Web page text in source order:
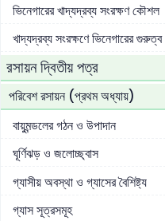
ভিনেগারের খাদ্যদ্রব্য সংরক্ষণ কৌশল
খাদ্যদ্রব্য সংরক্ষণে ভিনেগারের গুরুত্ব
রসায়ন দ্বিতীয় পত্র
পরিবেশ রসায়ন (প্রথম অধ্যায়)
বায়ুমন্ডলের গঠন ও উপাদান
ঘূর্ণিঝড় ও জলোচ্ছ্বাস
গ্যাসীয় অবস্থা ও গ্যাসের বৈশিষ্ট্য
গ্যাস সূত্রসমূহ